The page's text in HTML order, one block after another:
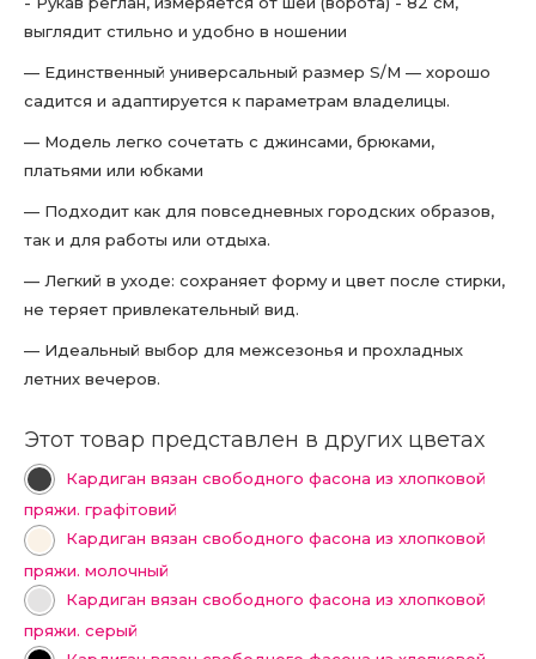
выглядит стильно и удобно в ношении
— Единственный универсальный размер S/M — хорошо
садится и адаптируется к параметрам владелицы.
— Модель легко сочетать с джинсами, брюками,
платьями или юбками
— Подходит как для повседневных городских образов,
так и для работы или отдыха.
— Легкий в уходе: сохраняет форму и цвет после стирки,
не теряет привлекательный вид.
— Идеальный выбор для межсезонья и прохладных
летних вечеров.
Этот товар представлен в других цветах
Кардиган вязан свободного фасона из хлопковой
пряжи. графітовий
Кардиган вязан свободного фасона из хлопковой
пряжи. молочный
Кардиган вязан свободного фасона из хлопковой
пряжи. серый